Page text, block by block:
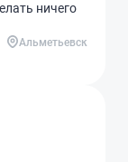
ничего
Альметьевск